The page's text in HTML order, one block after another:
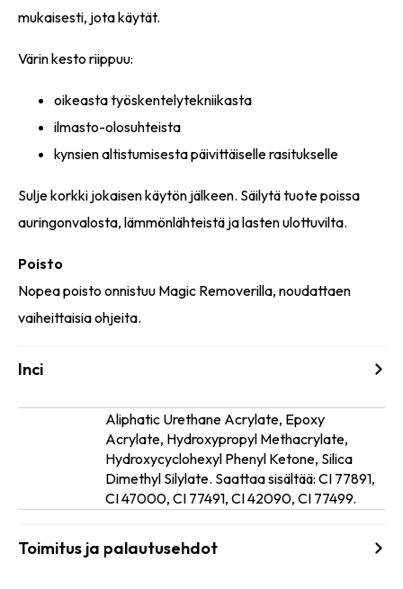
mukaisesti, jota käytät.
Värin kesto riippuu:
oikeasta työskentelytekniikasta
ilmasto-olosuhteista
kynsien altistumisesta päivittäiselle rasitukselle
Sulje korkki jokaisen käytön jälkeen. Säilytä tuote poissa
auringonvalosta, lämmönlähteistä ja lasten ulottuvilta.
Poisto
Nopea poisto onnistuu Magic Removerilla, noudattaen
vaiheittaisia ohjeita.
Inci
Aliphatic Urethane Acrylate, Epoxy
Acrylate, Hydroxypropyl Methacrylate,
Hydroxycyclohexyl Phenyl Ketone, Silica
Dimethyl Silylate. Saattaa sisältää: CI 77891,
CI 47000, CI 77491, CI 42090, CI 77499.
Toimitus ja palautusehdot